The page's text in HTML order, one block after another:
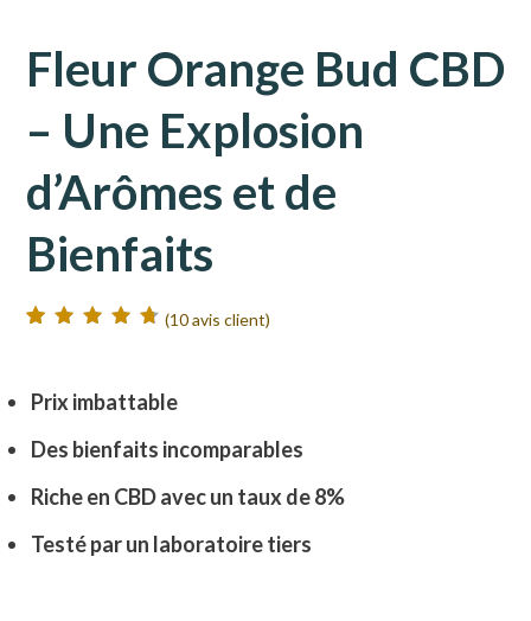
Fleur Orange Bud CBD
– Une Explosion
d’Arômes et de
Bienfaits
client
(10avis client)
Prix imbattable
Des bienfaits incomparables
Riche en CBD avec un taux de 8%
Testé par un laboratoire tiers